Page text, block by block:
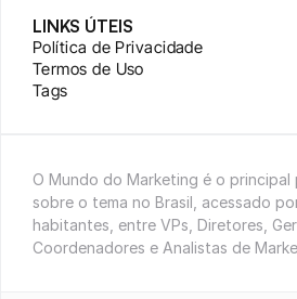
LINKS ÚTEIS
Política de Privacidade
Termos de Uso
Tags
O Mundo do Marketing é o
sobre o tema no Brasil, acessado
habitantes, entre VPs, Diretores,
Coordenadores e Analistas de